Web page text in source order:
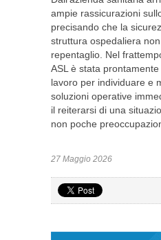
ampie rassicurazioni
precisando che la
struttura ospedaliera
repentaglio. Nel
ASL è stata
lavoro per individuare e
soluzioni operative
il reiterarsi di una
non poche
27 Maggio 2026